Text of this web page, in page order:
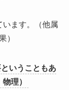
います。（他属
）
いうこともあ
理）